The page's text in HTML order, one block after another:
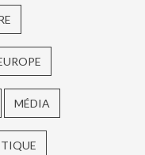
MÉDIA